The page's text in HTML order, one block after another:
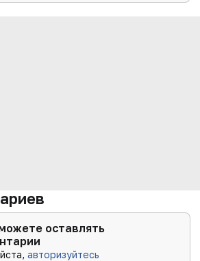
оставлять
авторизуйтесь